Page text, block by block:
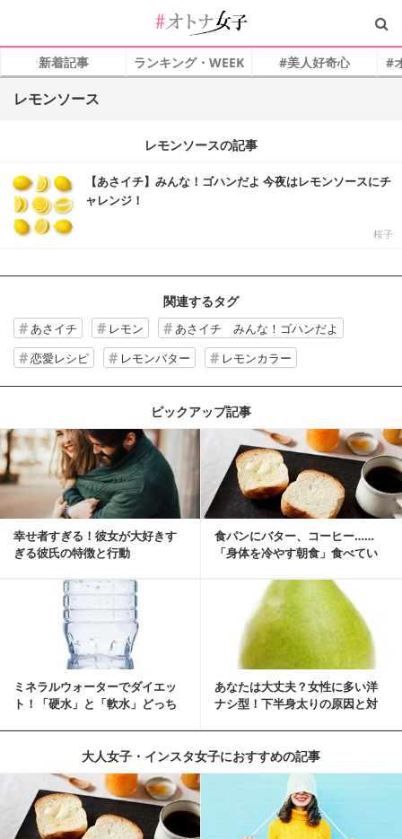
新着記事 ランキング・WEEK #美人好奇心 #
レモンソース
レモンソースの記事
【あさイチ】みんな！ゴハンだよ 今夜はレモンソースにチ
ャレンジ！
桜子
関連するタグ
あさイチ レモン
あさイチ みんな！ゴハンだよ
恋愛レシピ
レモンバター レモンカラー
ピックアップ記事
幸せ者すぎる！彼女が大好きす
ぎる彼氏の特徴と行動
食パンにバター、コーヒー……
「身体を冷やす朝食」食べてい
ミネラルウォーターでダイエッ
ト！「硬水」と「軟水」どっち
あなたは大丈夫？女性に多い洋
ナシ型！下半身太りの原因と対
大人女子・インスタ女子におすすめの記事